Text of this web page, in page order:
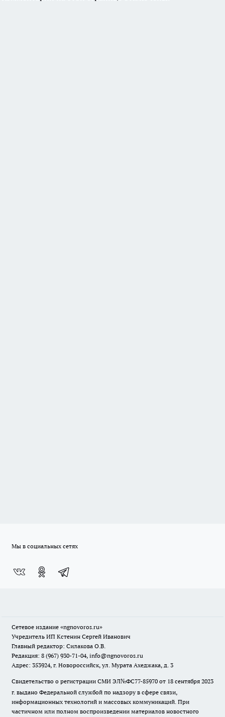
Мы в социальных сетях
Сетевое издание «ngnovoros.ru»
Учредитель ИП Кстенин Сергей Иванович
Главный редактор: Силакова О.В.
Редакция: 8 (967) 930-71-04, info@ngnovoros.ru
Адрес: 353924, г. Новороссийск, ул. Мурата Ахеджака, д. 3
Свидетельство о регистрации СМИ ЭЛ№ФС77-85970 от 18 сентября 2023
г. выдано Федеральной службой по надзору в сфере связи,
информационных технологий и массовых коммуникаций. При
частичном или полном воспроизведении материалов новостного